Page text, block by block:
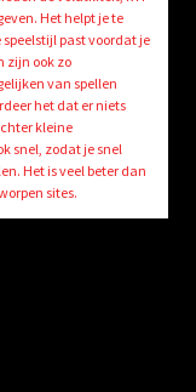
child
menu
Het helpt je te
speelstijl past voordat je
zijn ook zo
van spellen
het dat er niets
kleine
snel, zodat je snel
Het is veel beter dan
sites.